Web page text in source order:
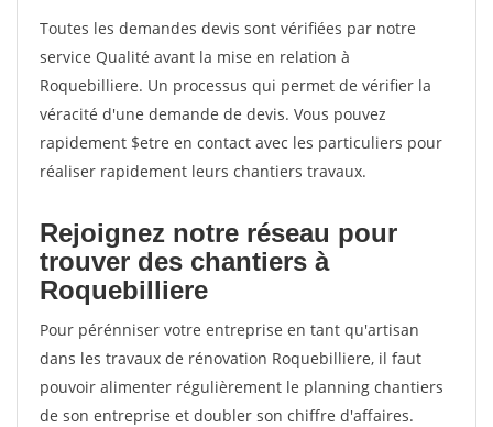
Toutes les demandes devis sont vérifiées par notre
service Qualité avant la mise en relation à
Roquebilliere. Un processus qui permet de vérifier la
véracité d'une demande de devis. Vous pouvez
rapidement $etre en contact avec les particuliers pour
réaliser rapidement leurs chantiers travaux.
Rejoignez notre réseau pour
trouver des chantiers à
Roquebilliere
Pour pérénniser votre entreprise en tant qu'artisan
dans les travaux de rénovation Roquebilliere, il faut
pouvoir alimenter régulièrement le planning chantiers
de son entreprise et doubler son chiffre d'affaires.